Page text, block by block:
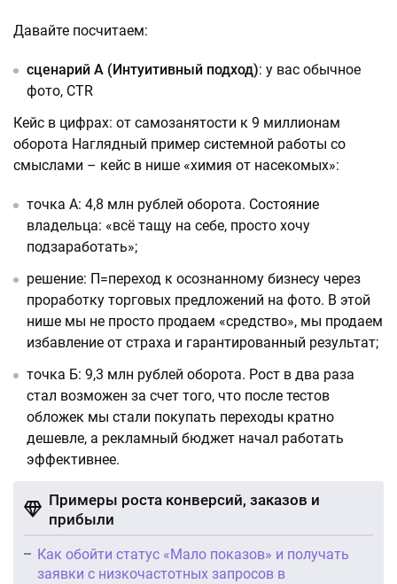
Давайте посчитаем:
сценарий А (Интуитивный подход): у вас обычное
фото, CTR
Кейс в цифрах: от самозанятости к 9 миллионам
оборота Наглядный пример системной работы со
смыслами – кейс в нише «химия от насекомых»:
точка А: 4,8 млн рублей оборота. Состояние
владельца: «всё тащу на себе, просто хочу
подзаработать»;
решение: П=переход к осознанному бизнесу через
проработку торговых предложений на фото. В этой
нише мы не просто продаем «средство», мы продаем
избавление от страха и гарантированный результат;
точка Б: 9,3 млн рублей оборота. Рост в два раза
стал возможен за счет того, что после тестов
обложек мы стали покупать переходы кратно
дешевле, а рекламный бюджет начал работать
эффективнее.
Примеры роста конверсий, заказов и
прибыли
Как обойти статус «Мало показов» и получать
заявки с низкочастотных запросов в